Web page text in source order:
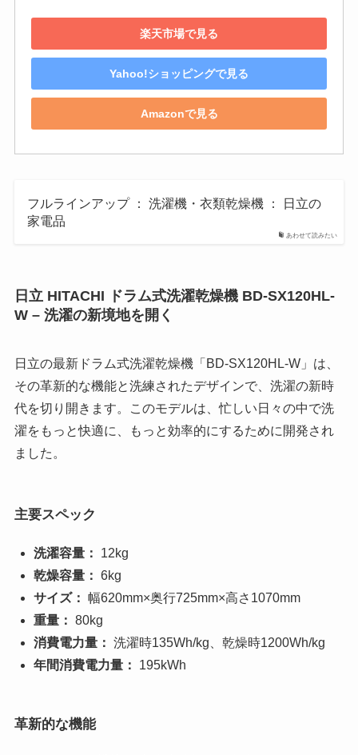
楽天市場で見る
Yahoo!ショッピングで見る
Amazonで見る
あわせて読みたい
フルラインアップ ： 洗濯機・衣類乾燥機 ： 日立の
家電品
日立 HITACHI ドラム式洗濯乾燥機 BD-SX120HL-
W – 洗濯の新境地を開く
日立の最新ドラム式洗濯乾燥機「BD-SX120HL-W」は、
その革新的な機能と洗練されたデザインで、洗濯の新時
代を切り開きます。このモデルは、忙しい日々の中で洗
濯をもっと快適に、もっと効率的にするために開発され
ました。
主要スペック
洗濯容量：
12kg
乾燥容量： 6kg
サイズ： 幅620mm×奥行725mm×高さ1070mm
重量： 80kg
消費電力量： 洗濯時135Wh/kg、乾燥時1200Wh/kg
年間消費電力量：
195kWh
革新的な機能